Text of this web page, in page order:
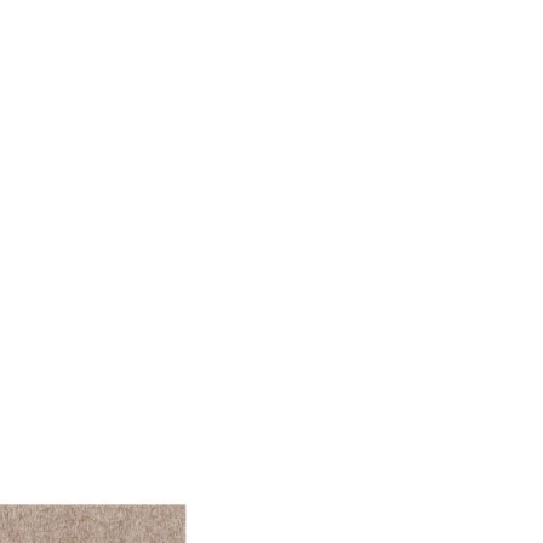
Medien anbieten zu
unserer
diese Informationen
Nutzung der
wie zum
Diese Cookies
der Sie sich befinden.